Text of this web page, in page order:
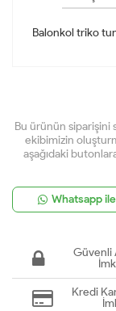
Balonkol triko
Bu ürünün siparişini
ekibimizin
aşağıdaki
Whatsapp
Güvenli
Kredi